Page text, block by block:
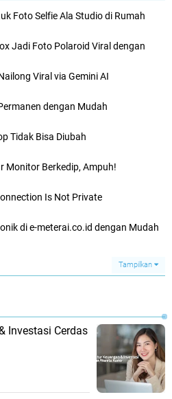
Foto Selfie Ala Studio di Rumah
Jadi Foto Polaroid Viral dengan
Viral via Gemini AI
dengan Mudah
Tidak Bisa Diubah
Monitor Berkedip, Ampuh!
Is Not Private
di e-meterai.co.id dengan Mudah
Tampilkan
Investasi Cerdas